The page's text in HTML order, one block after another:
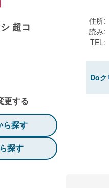
超コ
更する
ら探す
探す
住所:
読み:
TEL:
Doク